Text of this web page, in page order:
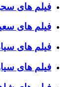
فیلم های
فیلم های
فیلم های
فیلم های